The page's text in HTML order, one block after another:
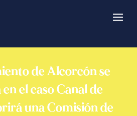
de Alcorcón se
el caso Canal de
una Comisión de